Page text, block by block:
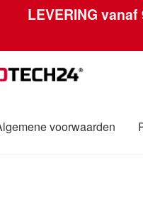
LEVERING vanaf
voorwaarden